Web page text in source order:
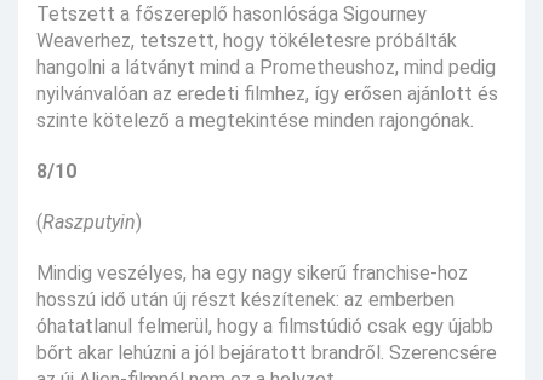
Tetszett a főszereplő hasonlósága Sigourney
Weaverhez, tetszett, hogy tökéletesre próbálták
hangolni a látványt mind a Prometheushoz, mind pedig
nyilvánvalóan az eredeti filmhez, így erősen ajánlott és
szinte kötelező a megtekintése minden rajongónak.
8/10
(Raszputyin)
Mindig veszélyes, ha egy nagy sikerű franchise-hoz
hosszú idő után új részt készítenek: az emberben
óhatatlanul felmerül, hogy a filmstúdió csak egy újabb
bőrt akar lehúzni a jól bejáratott brandről. Szerencsére